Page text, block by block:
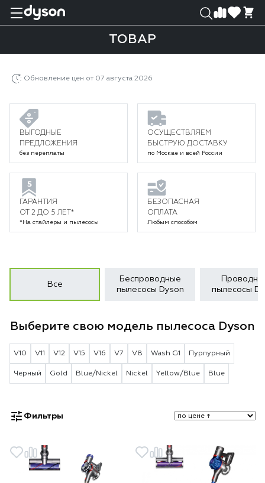
ТОВАР
Обновление цен от 07 августа 2026
ВЫГОДНЫЕ
ПРЕДЛОЖЕНИЯ
без переплаты
ОСУЩЕСТВЛЯЕМ
БЫСТРУЮ ДОСТАВКУ
по Москве и всей России
ГАРАНТИЯ
ОТ 2 ДО 5 ЛЕТ*
*На стайлеры и пылесосы
БЕЗОПАСНАЯ
ОПЛАТА
Любым способом
Все
Беспроводные
пылесосы Dyson
пылесосы
Выберите свою модель пылесоса Dyson
V10 V11 V12 V15 V16 V7 V8 Wash G1 Пурпурный
Черный Gold Blue/Nickel Nickel Yellow/Blue Blue
Фильтры